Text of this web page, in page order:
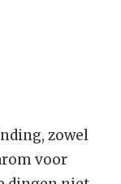
zowel
voor